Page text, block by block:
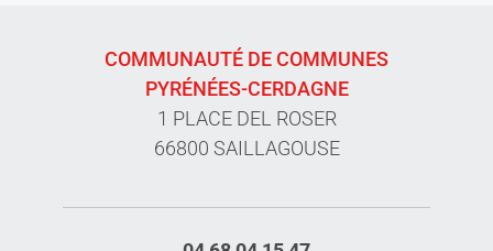
COMMUNAUTÉ DE COMMUNES
PYRÉNÉES-CERDAGNE
1 PLACE DEL ROSER
66800 SAILLAGOUSE